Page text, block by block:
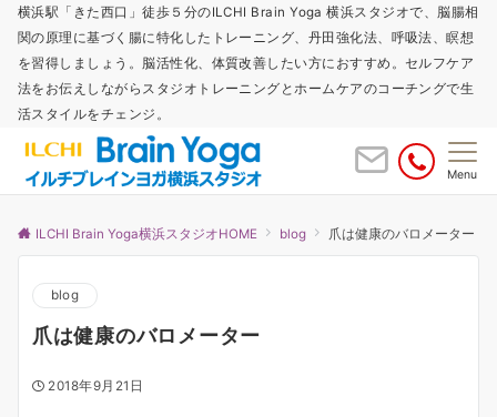
横浜駅「きた西口」徒歩５分のILCHI Brain Yoga 横浜スタジオで、脳腸相
関の原理に基づく腸に特化したトレーニング、丹田強化法、呼吸法、瞑想
を習得しましょう。脳活性化、体質改善したい方におすすめ。セルフケア
法をお伝えしながらスタジオトレーニングとホームケアのコーチングで生
活スタイルをチェンジ。
Menu
ILCHI Brain Yoga横浜スタジオHOME blog 爪は健康のバロメーター
blog
爪は健康のバロメーター
2018年9月21日